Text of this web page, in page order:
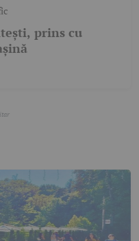
prins cu